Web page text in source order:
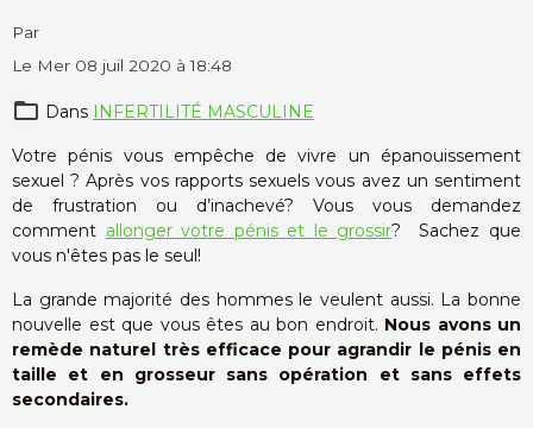
Par
Le Mer 08 juil 2020 à 18:48
Dans INFERTILITÉ MASCULINE
Votre pénis vous empêche de vivre un épanouissement
sexuel ? Après vos rapports sexuels vous avez un sentiment
de frustration ou d’inachevé? Vous vous demandez
comment allonger votre pénis et le grossir? Sachez que
vous n'êtes pas le seul!
La grande majorité des hommes le veulent aussi. La bonne
nouvelle est que vous êtes au bon endroit. Nous avons un
remède naturel très efficace pour agrandir le pénis en
taille et en grosseur sans opération et sans effets
secondaires.